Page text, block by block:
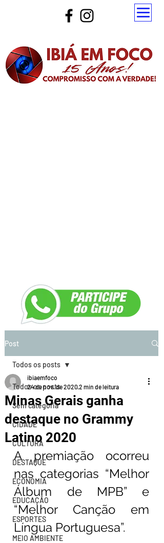
Post
Todos os posts
Sem categoria
CIDADE
CULTURA
DESTAQUE
ECONOMIA
EDUCAÇÃO
ESPORTES
MEIO AMBIENTE
Todos os posts
Minas Gerais ganha
destaque no Grammy
Latino 2020
ibiaemfoco
24 de nov. de 2020 2 min de leitura
A premiação ocorreu
nas categorias “Melhor
Álbum de MPB” e
“Melhor Canção em
Língua Portuguesa”.